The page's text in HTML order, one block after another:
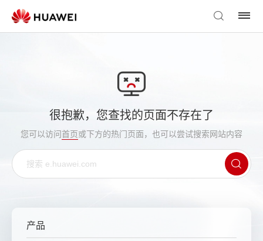
很抱歉，您查找的页面不存在了
您可以访问首页或下方的热门页面，也可以尝试搜索网站内容
产品